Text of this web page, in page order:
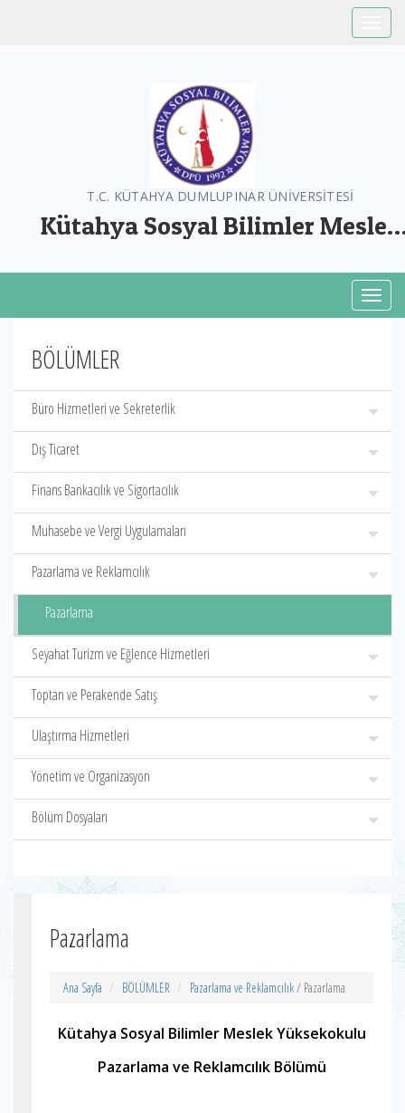
T.C. KÜTAHYA DUMLUPINAR ÜNİVERSİTESİ
Kütahya Sosyal Bilimler Meslek
BÖLÜMLER
Büro Hizmetleri ve Sekreterlik
Dış Ticaret
Finans Bankacılık ve Sigortacılık
Muhasebe ve Vergi Uygulamaları
Pazarlama ve Reklamcılık
Pazarlama
Seyahat Turizm ve Eğlence Hizmetleri
Toptan ve Perakende Satış
Ulaştırma Hizmetleri
Yönetim ve Organizasyon
Bölüm Dosyaları
Pazarlama
Ana Sayfa BÖLÜMLER Pazarlama ve Reklamcılık/ Pazarlama
Kütahya Sosyal Bilimler Meslek Yüksekokulu
Pazarlama ve Reklamcılık Bölümü